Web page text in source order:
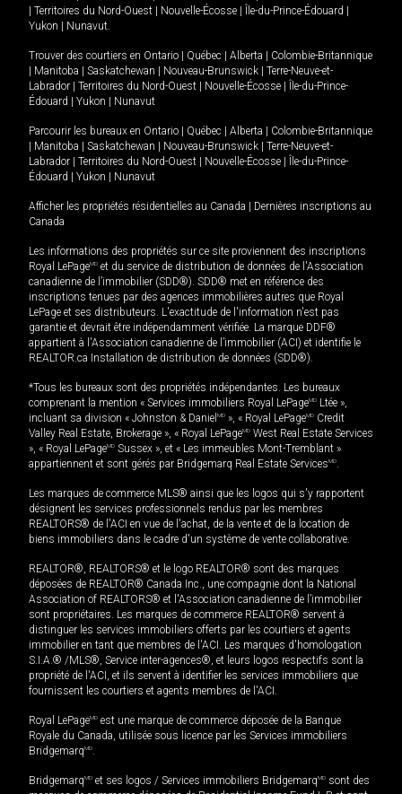
Territoires du Nord-Ouest Nouvelle-Écosse Île-du-Prince-Édouard
Yukon
Nunavut.
Trouver des courtiers en Ontario Québec Alberta
Colombie-Britannique
Manitoba Saskatchewan Nouveau-Brunswick
Terre-Neuve-et-
Labrador
Territoires du Nord-Ouest Nouvelle-Écosse
Île-du-Prince-
Édouard
Yukon Nunavut
Parcourir les bureaux en Ontario Québec Alberta
Colombie-Britannique
Manitoba Saskatchewan Nouveau-Brunswick
Terre-Neuve-et-
Labrador
Territoires du Nord-Ouest Nouvelle-Écosse
Île-du-Prince-
Édouard
Yukon Nunavut
Afficher les propriétés résidentielles au Canada
Dernières inscriptions au
Canada
Les informations des propriétés sur ce site proviennent des inscriptions
Royal LePageMD et du service de distribution de données de l'Association
canadienne de l’immobilier (SDD®). SDD® met en référence des
inscriptions tenues par des agences immobilières autres que Royal
LePage et ses distributeurs. L'exactitude de l'information n'est pas
garantie et devrait être indépendamment vérifiée. La marque DDF®
appartient à l'Association canadienne de l’immobilier (ACI) et identifie le
REALTOR.ca Installation de distribution de données (SDD®).
*Tous les bureaux sont des propriétés indépendantes. Les bureaux
comprenant la mention « Services immobiliers Royal LePageMD Ltée »,
incluant sa division « Johnston & Daniel MD », « Royal LePageMD Credit
Valley Real Estate, Brokerage », « Royal LePageMD West Real Estate Services
», « Royal LePageMD Sussex », et « Les immeubles Mont-Tremblant »
appartiennent et sont gérés par Bridgemarq Real Estate ServicesMD.
Les marques de commerce MLS® ainsi que les logos qui s'y rapportent
désignent les services professionnels rendus par les membres
REALTORS® de l'ACI en vue de l'achat, de la vente et de la location de
biens immobiliers dans le cadre d'un système de vente collaborative.
REALTOR®, REALTORS® et le logo REALTOR® sont des marques
déposées de REALTOR® Canada Inc., une compagnie dont la National
Association of REALTORS® et l'Association canadienne de l’immobilier
sont propriétaires. Les marques de commerce REALTOR® servent à
distinguer les services immobiliers offerts par les courtiers et agents
immobilier en tant que membres de l'ACI. Les marques d'homologation
S.I.A.® /MLS®, Service inter-agences®, et leurs logos respectifs sont la
propriété de l'ACI, et ils servent à identifier les services immobiliers que
fournissent les courtiers et agents membres de l'ACI.
Royal LePageMD est une marque de commerce déposée de la Banque
Royale du Canada, utilisée sous licence par les Services immobiliers
BridgemarqMD.
BridgemarqMD et ses logos / Services immobiliers BridgemarqMD sont des